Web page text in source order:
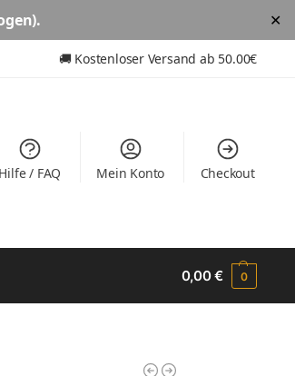
✕
🚚 Kostenloser Versand ab 50.00€
Hilfe / FAQ Mein Konto Checkout
0,00€ 0